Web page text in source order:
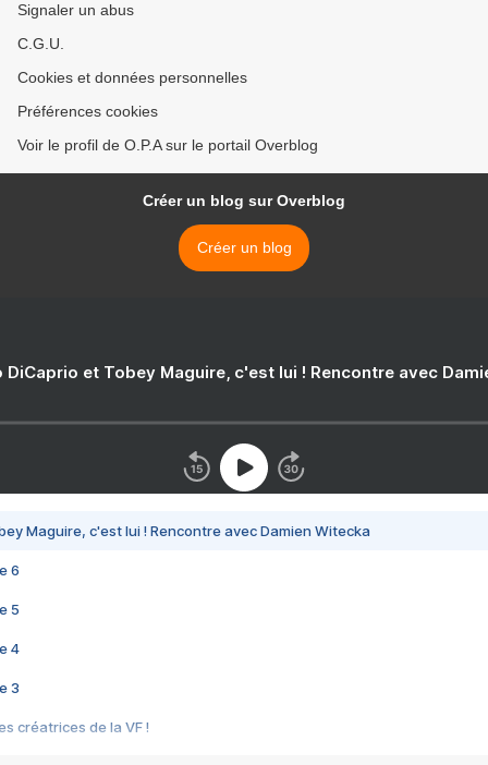
Signaler un abus
C.G.U.
Cookies et données personnelles
Préférences cookies
Voir le profil de O.P.A sur le portail Overblog
Créer un blog sur Overblog
Créer un blog
DiCaprio et Tobey Maguire, c'est lui ! Rencontre avec
Maguire, c'est lui ! Rencontre avec Damien Witecka
6
5
4
3
créatrices de la VF !